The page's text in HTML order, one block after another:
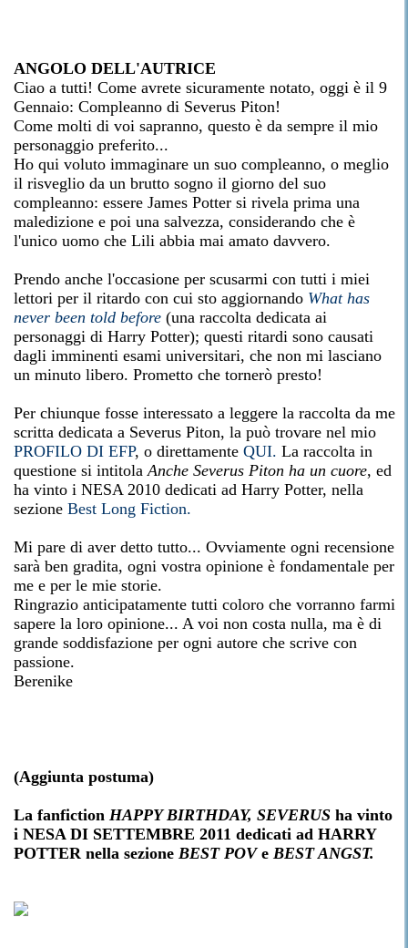
ANGOLO DELL'AUTRICE
Ciao a tutti! Come avrete sicuramente notato, oggi è il 9
Gennaio: Compleanno di Severus Piton!
Come molti di voi sapranno, questo è da sempre il mio
personaggio preferito...
Ho qui voluto immaginare un suo compleanno, o meglio
il risveglio da un brutto sogno il giorno del suo
compleanno: essere James Potter si rivela prima una
maledizione e poi una salvezza, considerando che è
l'unico uomo che Lili abbia mai amato davvero.
Prendo anche l'occasione per scusarmi con tutti i miei
lettori per il ritardo con cui sto aggiornando What has
never been told before (una raccolta dedicata ai
personaggi di Harry Potter); questi ritardi sono causati
dagli imminenti esami universitari, che non mi lasciano
un minuto libero. Prometto che tornerò presto!
Per chiunque fosse interessato a leggere la raccolta da me
scritta dedicata a Severus Piton, la può trovare nel mio
PROFILO DI EFP, o direttamente QUI. La raccolta in
questione si intitolaAnche Severus Piton ha un cuore, ed
ha vinto i NESA 2010 dedicati ad Harry Potter, nella
sezione Best Long Fiction.
Mi pare di aver detto tutto... Ovviamente ogni recensione
sarà ben gradita, ogni vostra opinione è fondamentale per
me e per le mie storie.
Ringrazio anticipatamente tutti coloro che vorranno farmi
sapere la loro opinione... A voi non costa nulla, ma è di
grande soddisfazione per ogni autore che scrive con
passione.
Berenike
(Aggiunta postuma)
La fanfiction HAPPY BIRTHDAY, SEVERUS ha vinto
i NESA DI SETTEMBRE 2011 dedicati ad HARRY
POTTER nella sezione BEST POVe BEST ANGST.